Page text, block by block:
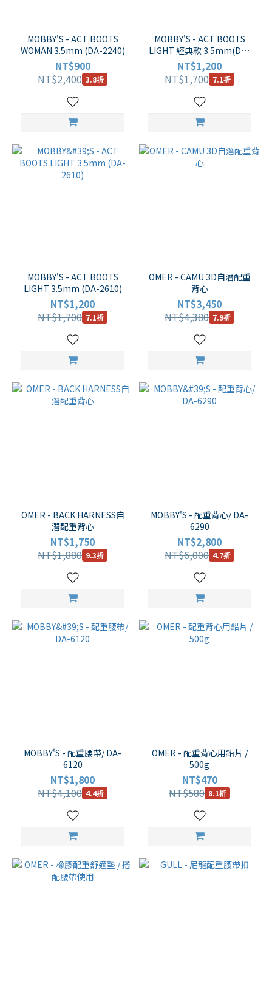
MOBBY'S - ACT BOOTS
WOMAN 3.5mm (DA-2240)
NT$900
NT$2,400 3.8折
MOBBY'S - ACT BOOTS
LIGHT 經典款 3.5mm(DA-
2210)
NT$1,200
NT$1,700 7.1折
MOBBY'S - ACT BOOTS
LIGHT 3.5mm (DA-2610)
NT$1,200
NT$1,700 7.1折
OMER - CAMU 3D自潛配重
背心
NT$3,450
NT$4,380 7.9折
OMER - BACK HARNESS自
潛配重背心
NT$1,750
NT$1,880 9.3折
MOBBY'S - 配重背心/ DA-
6290
NT$2,800
NT$6,000 4.7折
MOBBY'S - 配重腰帶/ DA-
6120
NT$1,800
NT$4,100 4.4折
OMER - 配重背心用鉛片 /
500g
NT$470
NT$580 8.1折